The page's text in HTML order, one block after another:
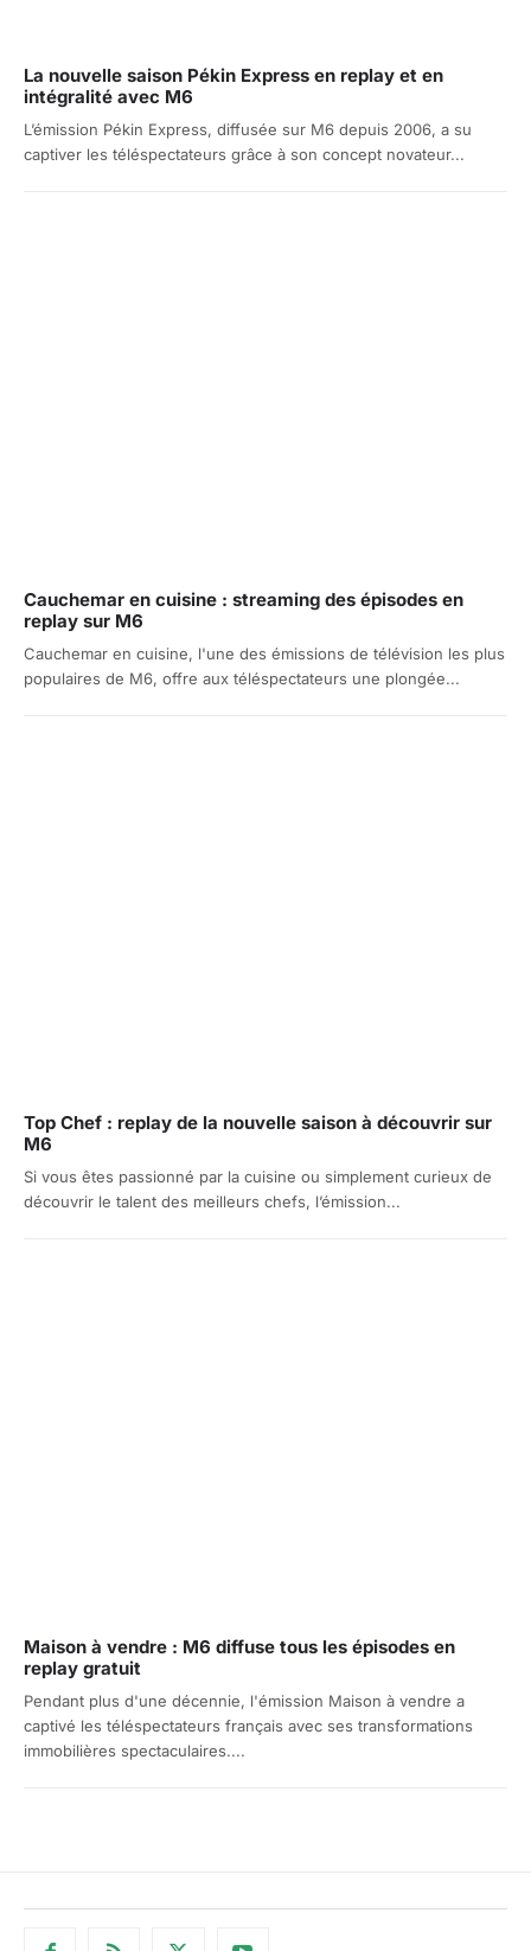
La nouvelle saison Pékin Express en replay et en
intégralité avec M6
L’émission Pékin Express, diffusée sur M6 depuis 2006, a su
captiver les téléspectateurs grâce à son concept novateur...
Cauchemar en cuisine : streaming des épisodes en
replay sur M6
Cauchemar en cuisine, l'une des émissions de télévision les plus
populaires de M6, offre aux téléspectateurs une plongée...
Top Chef : replay de la nouvelle saison à découvrir sur
M6
Si vous êtes passionné par la cuisine ou simplement curieux de
découvrir le talent des meilleurs chefs, l’émission...
Maison à vendre : M6 diffuse tous les épisodes en
replay gratuit
Pendant plus d'une décennie, l'émission Maison à vendre a
captivé les téléspectateurs français avec ses transformations
immobilières spectaculaires....